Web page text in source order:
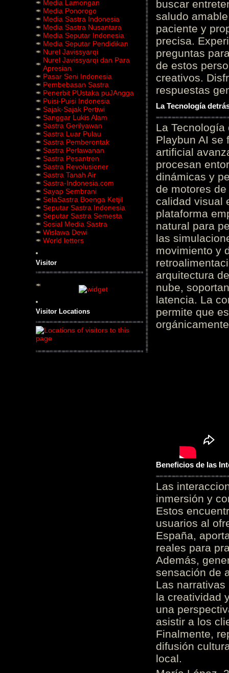
Media Lamongan
Media Ponorogo
Media Sastra Indonesia
Media Sastra Nusantara
Media Seputar Indonesia
Media Seputar Pendidikan
Nurel Javissyarqi
Nurel Javissyarqi dan Para
Apresian
Pasar Seni Indonesia
Pembebasan Sastra
Penerbit PUstaka puJAngga
Puisi-Puisi Indonesia
Sajak-Sajak Pertiwi
Sanggar Lukis Alam
Sastra Gerilyawan
Sastra Luar Pulau
Sastra Pemberontak
Sastra Perlawanan
Sastra Pesantren
Sastra Revolusioner
Sastra Tanah Air
Sastra-Indonesia.com
Sayap Sembrani
SelaSastra Boenga Ketjil
Seputar Sastra Indonesia
Seputar Sastra Semesta
Sosial Media Sastra
Wislawa Dewi
World letters
Visitor
Visitor Locations
buscar
saludo
paciente y
precisa.
preguntas
de estos
creativos.
respuestas
La Tecnología
La
Playbun AI se
artificial
procesan
dinámicas y
de motores
calidad visual
plataforma
natural para
las
movimiento y
arquitectura
nube,
latencia. La
permite que
Beneficios de las
Las
inmersión y
Estos
usuarios al
España,
reales para
Además,
sensación de
Las
la creatividad
una
asistir a los
Finalmente,
difusión
local.